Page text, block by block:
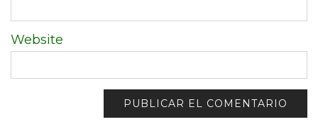
Website